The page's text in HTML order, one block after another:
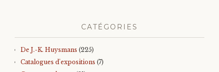
CATÉGORIES
De J.-K. Huysmans (225)
Catalogues d'expositions (7)